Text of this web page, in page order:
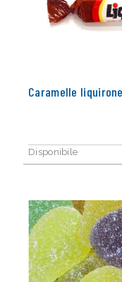
Caramelle
Disponibile